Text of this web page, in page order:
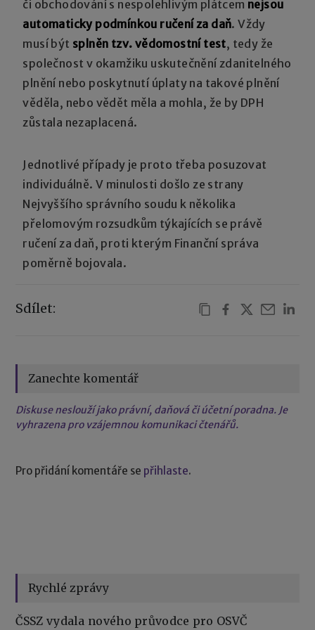
či obchodování s nespolehlivým plátcem nejsou
automaticky podmínkou ručení za daň. Vždy
musí být splněn tzv. vědomostní test, tedy že
společnost v okamžiku uskutečnění zdanitelného
plnění nebo poskytnutí úplaty na takové plnění
věděla, nebo vědět měla a mohla, že by DPH
zůstala nezaplacená.
Jednotlivé případy je proto třeba posuzovat
individuálně. V minulosti došlo ze strany
Nejvyššího správního soudu k několika
přelomovým rozsudkům týkajících se právě
ručení za daň, proti kterým Finanční správa
poměrně bojovala.
Sdílet:
Zanechte komentář
Diskuse neslouží jako právní, daňová či účetní poradna. Je
vyhrazena pro vzájemnou komunikaci čtenářů.
Pro přidání komentáře se přihlaste.
Rychlé zprávy
ČSSZ vydala nového průvodce pro OSVČ